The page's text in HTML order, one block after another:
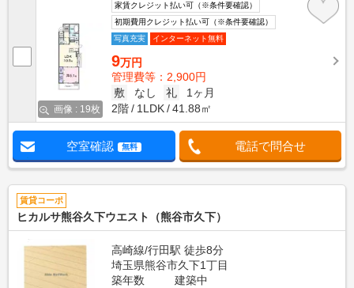
画像 : 19枚
家賃クレジット払い可（※条件要確認）
初期費用クレジット払い可（※条件要確認）
写真充実
インターネット無料
9万円
管理費等：2,900円
敷
なし 礼
1ヶ月
2階
1LDK 41.88㎡
空室確認 無料 電話で問合せ
賃貸コーポ
ヒカルサ熊谷久下ウエスト（熊谷市久下）
高崎線/行田駅 徒歩8分
埼玉県熊谷市久下1丁目
築年数
建築中